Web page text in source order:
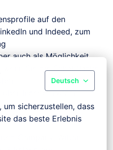
Deutsch
sicherzustellen, dass
das beste Erlebnis
auf den
und Indeed, zum
auch als Möglichkeit
Sie die Schaltfläche
über Indeed” nutzen.
sind:
Company, Wilton